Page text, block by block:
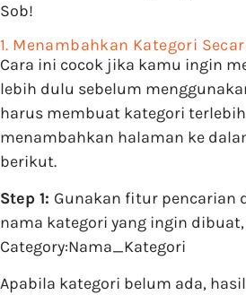
Sob!
1. Menambahkan Kategori
Cara ini cocok jika kamu ingin
lebih dulu sebelum
harus membuat kategori
menambahkan halaman ke
berikut.
Step 1: Gunakan fitur pencarian
nama kategori yang ingin
Category:Nama_Kategori
Apabila kategori belum ada,